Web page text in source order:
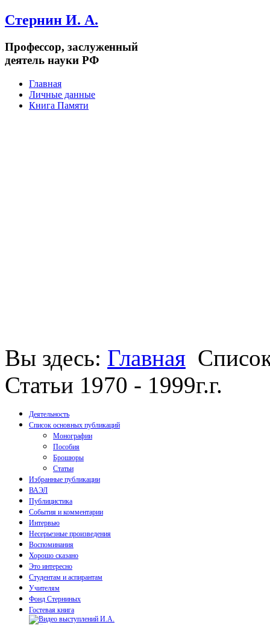
Стернин И. А.
Профессор, заслуженный
деятель науки РФ
Главная
Личные данные
Книга Памяти
Вы здесь: Главная
Статьи 1970 - 1999г.г.
Деятельность
Список основных публикаций
Монографии
Пособия
Брошюры
Статьи
Избранные публикации
ВАЭЛ
Публицистика
События и комментарии
Интервью
Несерьезные произведения
Воспоминания
Хорошо сказано
Это интересно
Студентам и аспирантам
Учителям
Фонд Стерниных
Гостевая книга